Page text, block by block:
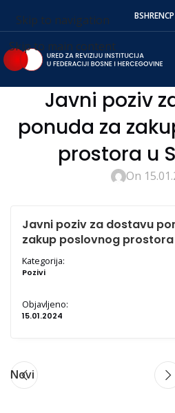
Skip to navigation
Skip to main content
BSHRENСР
Javni poziv
ponuda za
prostora u
On
Javni poziv za dostavu
zakup poslovnog prostora
Kategorija:
Pozivi
Objavljeno:
15.01.2024
Novi